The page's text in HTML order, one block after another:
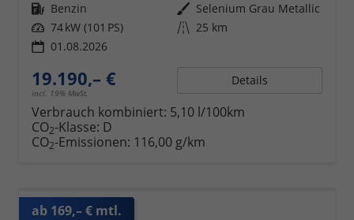
Kraftstoff Benzin Außenfarbe Selenium Grau Metallic
Leistung 74 kW (101 PS) Kilometerstand 25 km
01.08.2026
19.190,– €
incl. 19% MwSt.
Details
Verbrauch kombiniert: 5,10 l/100km
CO2-Klasse: D
CO2-Emissionen: 116,00 g/km
ab 169,– € mtl.